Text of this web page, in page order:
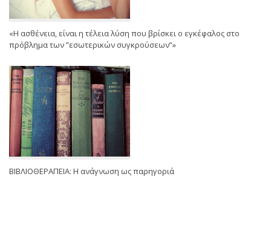
«Η ασθένεια, είναι η τέλεια λύση που βρίσκει ο εγκέφαλος στο
πρόβλημα των ”εσωτερικών συγκρούσεων”»
ΒΙΒΛΙΟΘΕΡΑΠΕΙΑ: Η ανάγνωση ως παρηγοριά